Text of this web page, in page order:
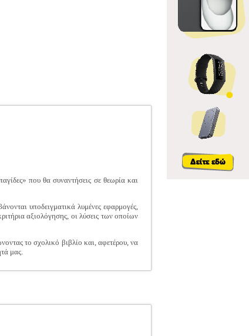
που θα συναντήσεις σε θεωρία και
υποδειγματικά λυμένες εφαρμογές,
αξιολόγησης, οι λύσεις των οποίων
το σχολικό βιβλίο και, αφετέρου, να
μας.